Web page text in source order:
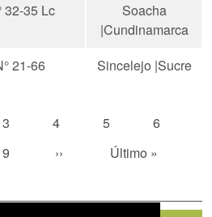
32-35 Lc
Soacha
|Cundinamarca
21-66 Sincelejo |Sucre
Página
3 Página
4 Página
5 Página
6
Página
9 Siguiente página
›› Última página
Último »